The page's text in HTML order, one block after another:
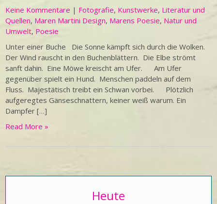
Keine Kommentare | Fotografie, Kunstwerke, Literatur und
Quellen, Maren Martini Design, Marens Poesie, Natur und
Umwelt, Poesie
Unter einer Buche Die Sonne kämpft sich durch die Wolken.
Der Wind rauscht in den Buchenblättern. Die Elbe strömt
sanft dahin. Eine Möwe kreischt am Ufer. Am Ufer
gegenüber spielt ein Hund. Menschen paddeln auf dem
Fluss. Majestätisch treibt ein Schwan vorbei. Plötzlich
aufgeregtes Gänseschnattern, keiner weiß warum. Ein
Dampfer […]
Read More »
Heute